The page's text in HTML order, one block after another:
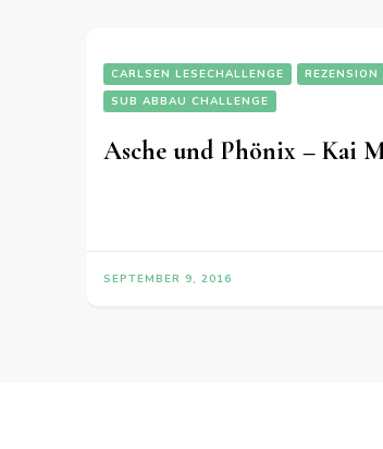
CARLSEN LESECHALLENGE
REZENSION
SUB ABBAU CHALLENGE
Asche und Phönix – Kai
SEPTEMBER 9, 2016